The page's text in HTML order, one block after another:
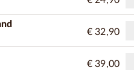
€ 32,90
€ 39,00